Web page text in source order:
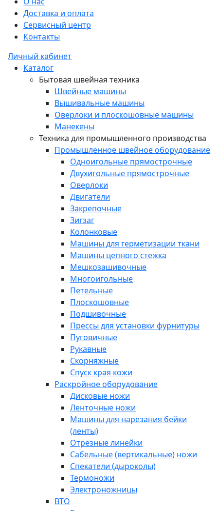
Доставка и оплата
Сервисный центр
Контакты
Личный кабинет
Каталог
Бытовая швейная техника
Швейные машины
Вышивальные машины
Оверлоки и плоскошовные машины
Манекены
Техника для промышленного производства
Промышленное швейное оборудование
Одноигольные прямострочные
Двухигольные прямострочные
Оверлоки
Двигатели
Закрепочные
Зигзаг
Колонковые
Машины для герметизации ткани
Машины цепного стежка
Мешкозашивочные
Многоигольные
Петельные
Плоскошовные
Подшивочные
Прессы для установки фурнитуры
Пуговичные
Рукавные
Скорняжные
Спуск края кожи
Раскройное оборудование
Дисковые ножи
Ленточные ножи
Машины для нарезания бейки
(ленты)
Отрезные линейки
Сабельные (вертикальные) ножи
Спекатели (дыроколы)
Термоножи
Электроножницы
ВТО